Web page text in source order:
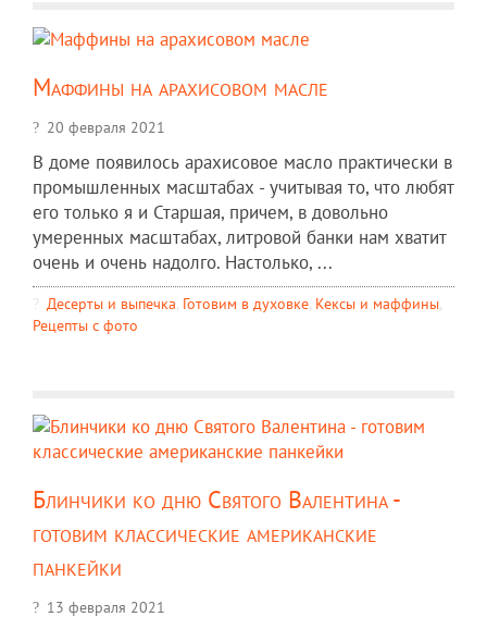
Маффины на арахисовом масле
20 февраля 2021
В доме появилось арахисовое масло практически в
промышленных масштабах - учитывая то, что любят
его только я и Старшая, причем, в довольно
умеренных масштабах, литровой банки нам хватит
очень и очень надолго. Настолько, ...
Десерты и выпечка, Готовим в духовке, Кексы и маффины,
Рецепты c фото
Блинчики ко дню Святого Валентина -
готовим классические американские
панкейки
13 февраля 2021